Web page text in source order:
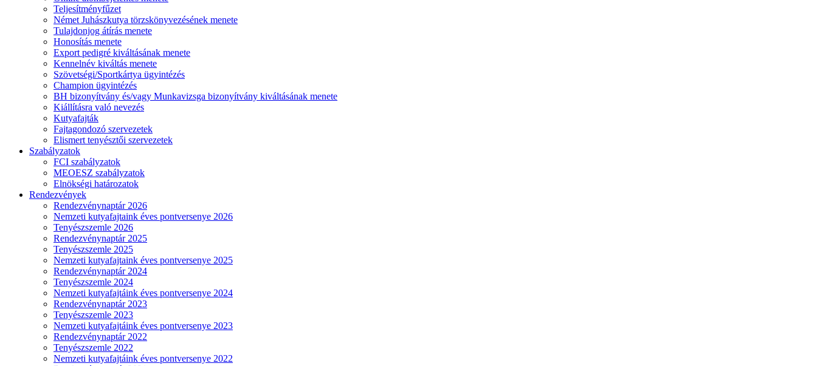
Teljesítményfűzet
Német Juhászkutya törzskönyvezésének menete
Tulajdonjog átírás menete
Honosítás menete
Export pedigré kiváltásának menete
Kennelnév kiváltás menete
Szövetségi/Sportkártya ügyintézés
Champion ügyintézés
BH bizonyítvány és/vagy Munkavizsga bizonyítvány kiváltásának menete
Kiállításra való nevezés
Kutyafajták
Fajtagondozó szervezetek
Elismert tenyésztői szervezetek
Szabályzatok
FCI szabályzatok
MEOESZ szabályzatok
Elnökségi határozatok
Rendezvények
Rendezvénynaptár 2026
Nemzeti kutyafajtaink éves pontversenye 2026
Tenyészszemle 2026
Rendezvénynaptár 2025
Tenyészszemle 2025
Nemzeti kutyafajtaink éves pontversenye 2025
Rendezvénynaptár 2024
Tenyészszemle 2024
Nemzeti kutyafajtáink éves pontversenye 2024
Rendezvénynaptár 2023
Tenyészszemle 2023
Nemzeti kutyafajtáink éves pontversenye 2023
Rendezvénynaptár 2022
Tenyészszemle 2022
Nemzeti kutyafajtáink éves pontversenye 2022